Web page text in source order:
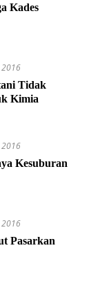
Kades
2016
Tidak
Kimia
2016
Kesuburan
2016
Pasarkan